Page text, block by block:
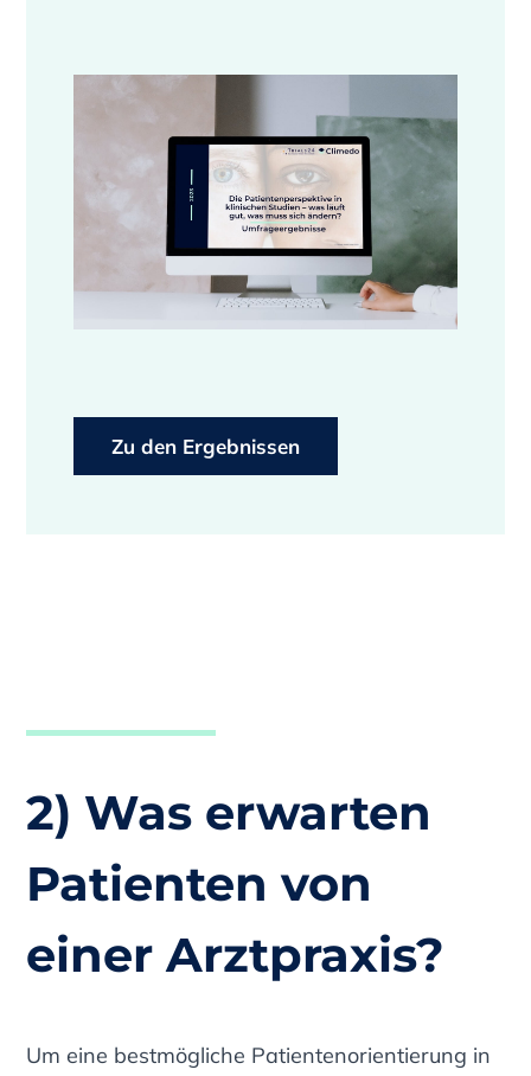
Zu den Ergebnissen
2) Was erwarten
Patienten von
einer Arztpraxis?
Um eine bestmögliche Patientenorientierung in